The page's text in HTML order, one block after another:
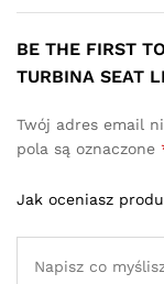
BE THE FIRST
TURBINA SEAT
Twój adres email
pola są oznaczone
Jak oceniasz